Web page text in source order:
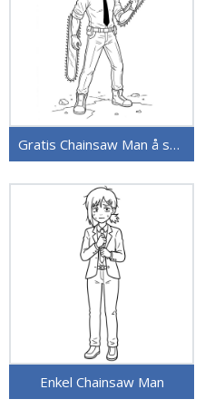
Gratis Chainsaw Man å skrive ut
Enkel Chainsaw Man